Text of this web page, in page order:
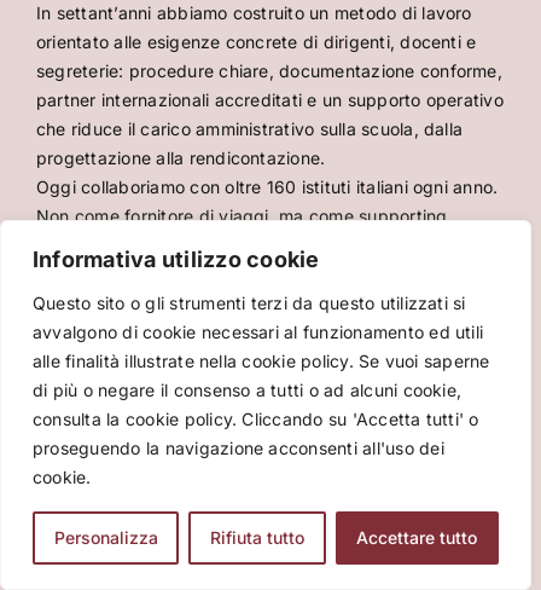
Informativa utilizzo cookie
Questo sito o gli strumenti terzi da questo utilizzati si
avvalgono di cookie necessari al funzionamento ed utili
alle finalità illustrate nella cookie policy. Se vuoi saperne
di più o negare il consenso a tutti o ad alcuni cookie,
consulta la cookie policy. Cliccando su 'Accetta tutti' o
proseguendo la navigazione acconsenti all'uso dei
cookie.
Personalizza Rifiuta tutto Accettare tutto
In settant’anni abbiamo costruito un metodo di lavoro
orientato alle esigenze concrete di dirigenti, docenti e
segreterie: procedure chiare, documentazione conforme,
partner internazionali accreditati e un supporto operativo
che riduce il carico amministrativo sulla scuola, dalla
progettazione alla rendicontazione.
Oggi collaboriamo con oltre 160 istituti italiani ogni anno.
Non come fornitore di viaggi, ma come supporting
affidabile quando la normativa è complessa, disponibile
quando la scuola ha bisogno di risposte precise.
ISCRIVITI ALLA NEWSLETTER
"*" indica i campi obbligatori
Email*
A quale categoria appartieni?*